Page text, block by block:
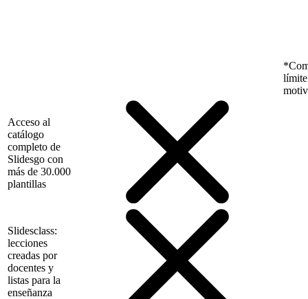
límite
Acceso al
catálogo
completo de
Slidesgo con
más de 30.000
plantillas
Slidesclass:
lecciones
creadas por
docentes y
listas para la
enseñanza